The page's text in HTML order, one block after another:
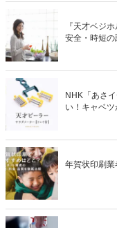
『天才ベジ
安全・時短の
NHK「あさ
い！キャベ
年賀状印刷